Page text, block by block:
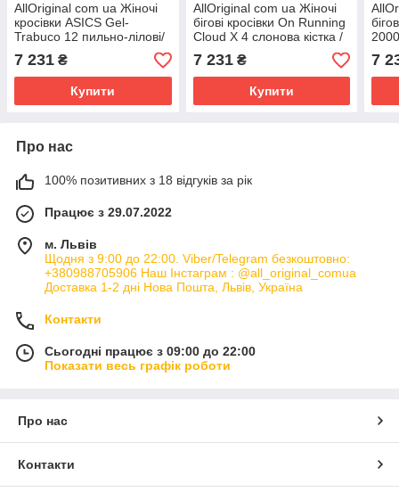
AllOriginal com ua Жіночі
кросівки ASICS Gel-
Trabuco 12 пильно-лілові/
темно-баклажанові
РОЗМІРИ ЗАПИТУЙТЕ
7 231 ₴
Купити
AllOriginal com ua Жіночі
бігові кросівки On Running
Cloud X 4 слонова кістка /
чорний РОЗМІРИ
ЗАПИТУЙТЕ
7 231₴
Купити
7
Про нас
100% позитивних з 18 відгуків за рік
Працює з 29.07.2022
м. Львів
Щодня з 9:00 до 22:00. Viber/Telegram безкоштовно:
+380988705906 Наш Інстаграм : @all_original_comua
Доставка 1-2 дні Нова Пошта, Львів, Україна
Контакти
Сьогодні працює з 09:00 до 22:00
Показати весь графік роботи
Про нас
Контакти